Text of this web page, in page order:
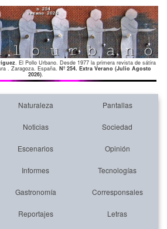
. El Pollo Urbano. Desde 1977 la primera revista de sátira
. Zaragoza. España. Nº 254. Extra Verano (Julio Agosto
2026).
Naturaleza Pantallas
Noticias Sociedad
Escenarios Opinión
Informes Tecnologías
Gastronomía Corresponsales
Reportajes Letras